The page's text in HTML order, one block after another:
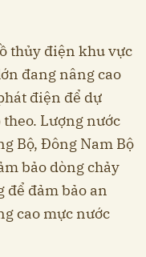
thủy điện khu vực
đang nâng cao
điện để dự
Lượng nước
Bộ, Đông Nam Bộ
bảo dòng chảy
đảm bảo an
cao mực nước